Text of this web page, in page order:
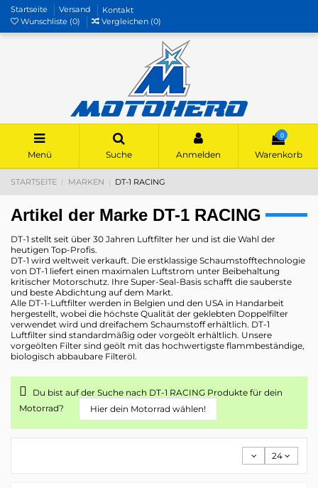
Startseite Versand
Kontakt
Wunschliste (0) Vergleichen (0)
Menü Suche Anmelden
0
Warenkorb
STARTSEITE MARKEN DT-1 RACING
Artikel der Marke DT-1 RACING
DT-1 stellt seit über 30 Jahren Luftfilter her und ist die Wahl der
heutigen Top-Profis.
DT-1 wird weltweit verkauft. Die erstklassige Schaumstofftechnologie
von DT-1 liefert einen maximalen Luftstrom unter Beibehaltung
kritischer Motorschutz. Ihre Super-Seal-Basis schafft die sauberste
und beste Abdichtung auf dem Markt.
Alle DT-1-Luftfilter werden in Belgien und den USA in Handarbeit
hergestellt, wobei die höchste Qualität der geklebten Doppelfilter
verwendet wird und dreifachem Schaumstoff erhältlich. DT-1
Luftfilter sind standardmäßig oder vorgeölt erhältlich. Unsere
vorgeölten Filter sind geölt mit das hochwertigste flammbeständige,
biologisch abbaubare Filteröl.
Du bist auf der Suche nach DT-1 RACING Produkte für dein
Motorrad?
Hier dein Motorrad wählen!
24